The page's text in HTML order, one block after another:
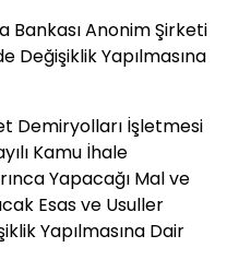
Bankası Anonim Şirketi
Değişiklik Yapılmasına
Demiryolları İşletmesi
Kamu İhale
Yapacağı Mal ve
Esas ve Usuller
Yapılmasına Dair